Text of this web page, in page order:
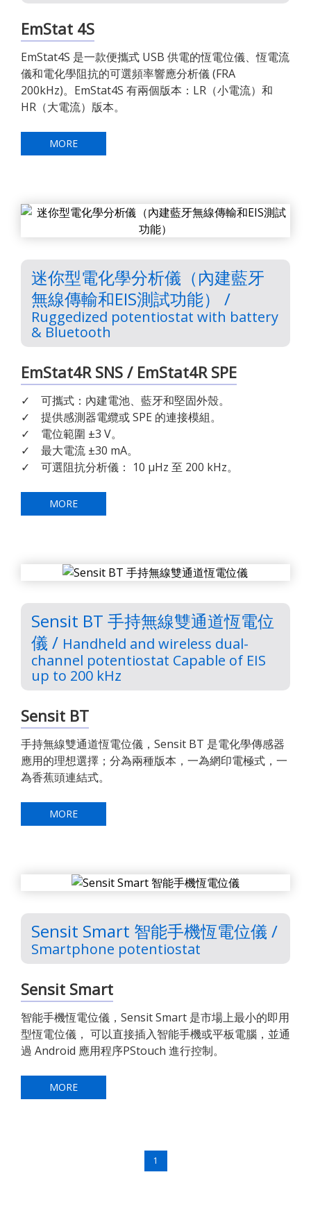
EmStat 4S
EmStat4S 是一款便攜式 USB 供電的恆電位儀、恆電流
儀和電化學阻抗的可選頻率響應分析儀 (FRA
200kHz)。EmStat4S 有兩個版本：LR（小電流）和
HR（大電流）版本。
MORE
迷你型電化學分析儀（內建藍牙
無線傳輸和EIS測試功能） /
Ruggedized potentiostat with battery
& Bluetooth
EmStat4R SNS / EmStat4R SPE
✓ 可攜式：內建電池、藍牙和堅固外殼。
✓ 提供感測器電纜或 SPE 的連接模組。
✓ 電位範圍 ±3 V。
✓ 最大電流 ±30 mA。
✓ 可選阻抗分析儀： 10 μHz 至 200 kHz。
MORE
Sensit BT 手持無線雙通道恆電位
儀 / Handheld and wireless dual-
channel potentiostat Capable of EIS
up to 200 kHz
Sensit BT
手持無線雙通道恆電位儀，Sensit BT 是電化學傳感器
應用的理想選擇；分為兩種版本，一為網印電極式，一
為香蕉頭連結式。
MORE
Sensit Smart 智能手機恆電位儀 /
Smartphone potentiostat
Sensit Smart
智能手機恆電位儀，Sensit Smart 是市場上最小的即用
型恆電位儀， 可以直接插入智能手機或平板電腦，並通
過 Android 應用程序PStouch 進行控制。
MORE
1